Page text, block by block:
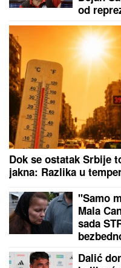
rizikuju
SE